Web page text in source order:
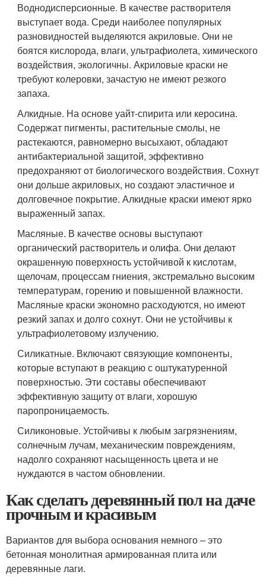
Воднодисперсионные. В качестве растворителя
выступает вода. Среди наиболее популярных
разновидностей выделяются акриловые. Они не
боятся кислорода, влаги, ультрафиолета, химического
воздействия, экологичны. Акриловые краски не
требуют колеровки, зачастую не имеют резкого
запаха.
Алкидные. На основе уайт-спирита или керосина.
Содержат пигменты, растительные смолы, не
растекаются, равномерно высыхают, обладают
антибактериальной защитой, эффективно
предохраняют от биологического воздействия. Сохнут
они дольше акриловых, но создают эластичное и
долговечное покрытие. Алкидные краски имеют ярко
выраженный запах.
Масляные. В качестве основы выступают
органический растворитель и олифа. Они делают
окрашенную поверхность устойчивой к кислотам,
щелочам, процессам гниения, экстремально высоким
температурам, горению и повышенной влажности.
Масляные краски экономно расходуются, но имеют
резкий запах и долго сохнут. Они не устойчивы к
ультрафиолетовому излучению.
Силикатные. Включают связующие компоненты,
которые вступают в реакцию с оштукатуренной
поверхностью. Эти составы обеспечивают
эффективную защиту от влаги, хорошую
паропроницаемость.
Силиконовые. Устойчивы к любым загрязнениям,
солнечным лучам, механическим повреждениям,
надолго сохраняют насыщенность цвета и не
нуждаются в частом обновлении.
Как сделать деревянный пол на даче
прочным и красивым
Вариантов для выбора основания немного – это
бетонная монолитная армированная плита или
деревянные лаги.